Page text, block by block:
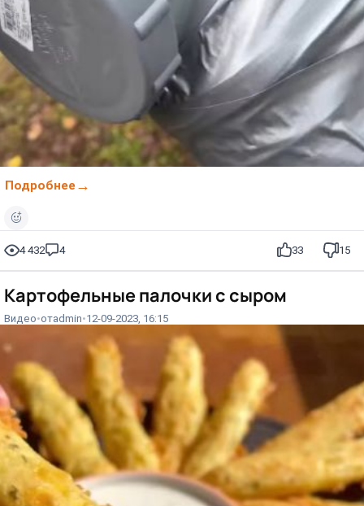
Подробнее
4 432 4 33 15
Картофельные палочки с сыром
Видео отadmin 12-09-2023, 16:15